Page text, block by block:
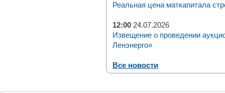
Реальная цена маткапитала
12:00 24.07.2026
Извещение о проведении
Ленэнерго»
Все новости